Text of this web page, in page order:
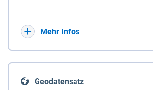
Eigenschaft eines Sperrwerkes durch
die Deichbehörde durch Verordnung
sowie Status der bestehenden
laufenden Monitoringjahr.
Mehr Infos
Geodatensatz